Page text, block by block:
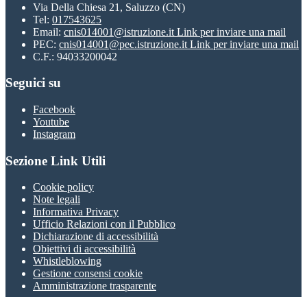
Via Della Chiesa 21, Saluzzo (CN)
Tel: 017543625
Email: cnis014001@istruzione.it Link per inviare una mail
PEC: cnis014001@pec.istruzione.it Link per inviare una mail
C.F.: 94033200042
Seguici su
Facebook
Youtube
Instagram
Sezione Link Utili
Cookie policy
Note legali
Informativa Privacy
Ufficio Relazioni con il Pubblico
Dichiarazione di accessibilità
Obiettivi di accessibilità
Whistleblowing
Gestione consensi cookie
Amministrazione trasparente